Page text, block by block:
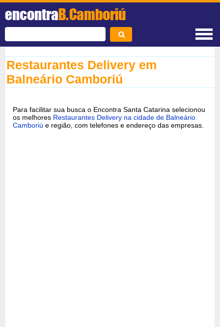
encontraB.Camboriú
Restaurantes Delivery em
Balneário Camboriú
Para facilitar sua busca o Encontra Santa Catarina selecionou
os melhores Restaurantes Delivery na cidade de Balneário
Camboriú e região, com telefones e endereço das empresas.